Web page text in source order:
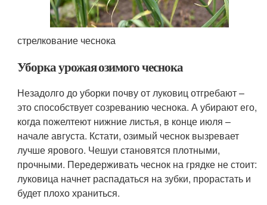
стрелкование чеснока
Уборка урожая озимого чеснока
Незадолго до уборки почву от луковиц отгребают –
это способствует созреванию чеснока. А убирают его,
когда пожелтеют нижние листья, в конце июля –
начале августа. Кстати, озимый чеснок вызревает
лучше ярового. Чешуи становятся плотными,
прочными. Передерживать чеснок на грядке не стоит:
луковица начнет распадаться на зубки, прорастать и
будет плохо храниться.